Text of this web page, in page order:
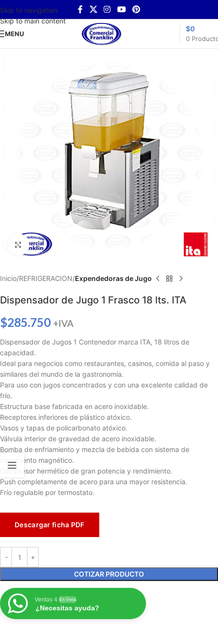
Skip to navigation
Skip to main content
MENU
0
$0
Haga clic para ampliar
Inicio REFRIGERACION Expendedoras de Jugo
Dispensador de Jugo 1 Frasco 18 lts. ITA
$285.750 +IVA
Dispensador de Jugos 1 Contenedor marca ITA, 18 litros de
capacidad.
Ideal para negocios como restaurantes, casinos, comida al paso y
similares del mundo de la gastronomía.
Para uso con jugos concentrados y con una excelente calidad de
frío.
Estructura base fabricada en acero inoxidable.
Receptores inferiores de plástico atóxico.
Vasos y tapas de policarbonato atóxico.
Válvula interior de gravedad de acero inoxidable.
Bomba de enfriamiento y mezcla de bebida con sistema de
movimiento magnético.
Compresor hermético de gran potencia y rendimiento.
Push completamente de acero para una mayor resistencia.
Frío regulable por termostato.
Descargar ficha PDF
COTIZAR PRODUCTO
Ventas 4 En línea
¿Necesitas ayuda?